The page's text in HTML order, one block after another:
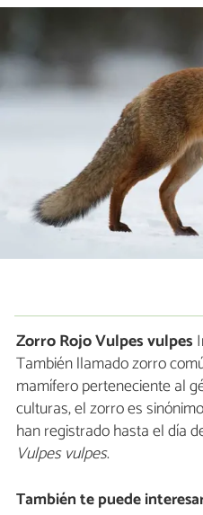
Zorro RojoVulpes vulpes
También llamado zorro
mamífero perteneciente al
culturas, el zorro es
han registrado hasta el día
Vulpes vulpes.
También te puede